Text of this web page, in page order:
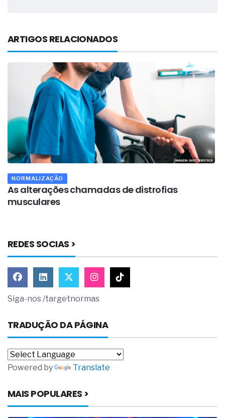
ARTIGOS RELACIONADOS
NORMALIZAÇÃO
As alterações chamadas de distrofias
musculares
REDES SOCIAS >
Siga-nos /targetnormas
TRADUÇÃO DA PÁGINA
Powered by Translate
MAIS POPULARES >